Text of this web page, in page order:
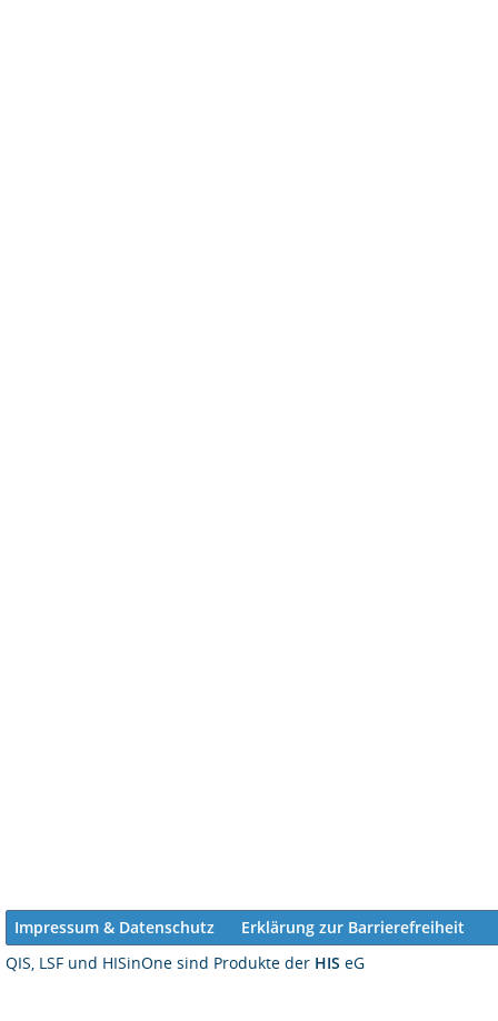
Impressum & Datenschutz
Erklärung zur Barrierefreiheit
QIS, LSF und HISinOne sind Produkte der HIS eG